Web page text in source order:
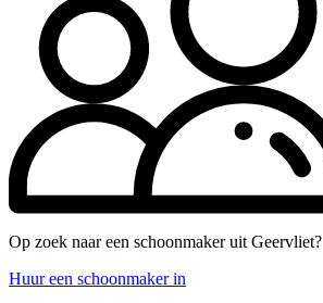
Op zoek naar een schoonmaker uit Geervliet?
Huur een schoonmaker in